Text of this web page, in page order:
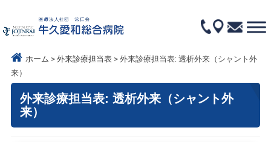
ホーム 外来診療担当表
外来診療担当表: 透析外来（シャント外
来）
外来診療担当表: 透析外来（シャント外
来）